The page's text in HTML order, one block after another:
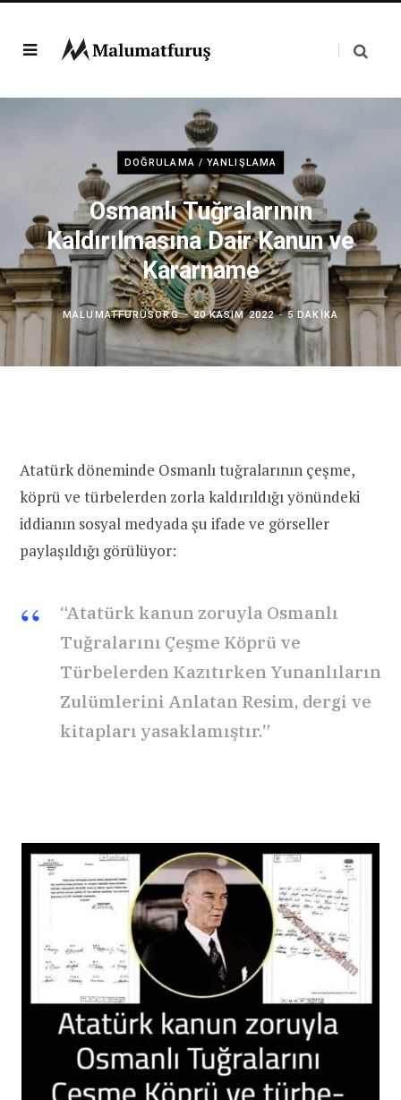
DOĞRULAMA / YANLIŞLAMA
Osmanlı Tuğralarının
Kaldırılmasına Dair Kanun ve
Kararname
MALUMATFURUSORG 20 KASIM 2022 5 DAKIKA
Atatürk döneminde Osmanlı tuğralarının çeşme,
köprü ve türbelerden zorla kaldırıldığı yönündeki
iddianın sosyal medyada şu ifade ve görseller
paylaşıldığı görülüyor:
“Atatürk kanun zoruyla Osmanlı
Tuğralarını Çeşme Köprü ve
Türbelerden Kazıtırken Yunanlıların
Zulümlerini Anlatan Resim, dergi ve
kitapları yasaklamıştır.”